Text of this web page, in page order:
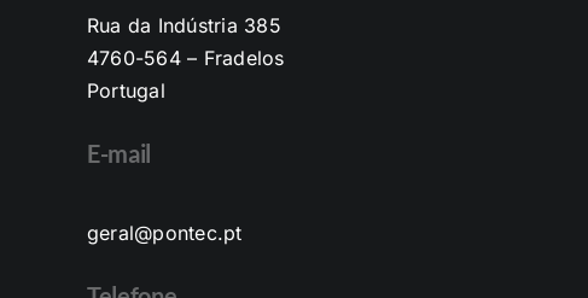
Rua da Indústria 385
4760-564 – Fradelos
Portugal
E-mail
geral@pontec.pt